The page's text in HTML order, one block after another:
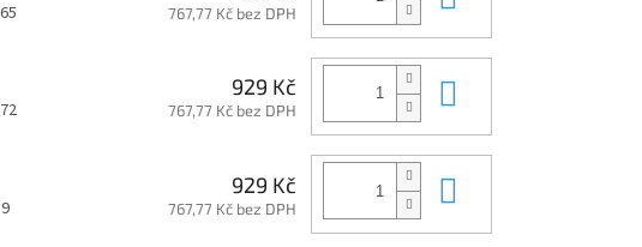
767,77 Kč bez DPH
929 Kč
767,77 Kč bez DPH
929 Kč
767,77 Kč bez DPH